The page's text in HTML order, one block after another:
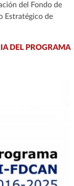
del Fondo de
Estratégico de
DEL PROGRAMA